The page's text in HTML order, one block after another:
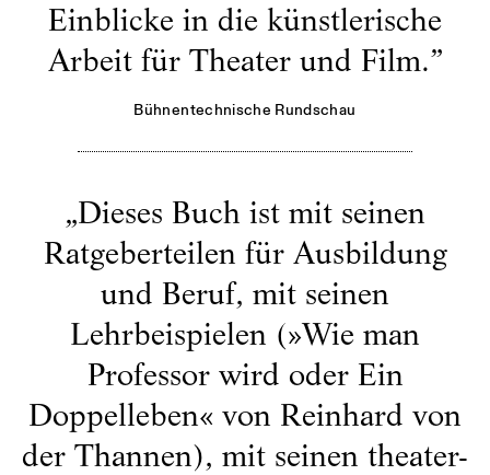
Einblicke in die künstlerische
Arbeit für Theater und Film.”
Bühnentechnische Rundschau
„Dieses Buch ist mit seinen
Ratgeberteilen für Ausbildung
und Beruf, mit seinen
Lehrbeispielen (»Wie man
Professor wird oder Ein
Doppelleben« von Reinhard von
der Thannen), mit seinen theater-